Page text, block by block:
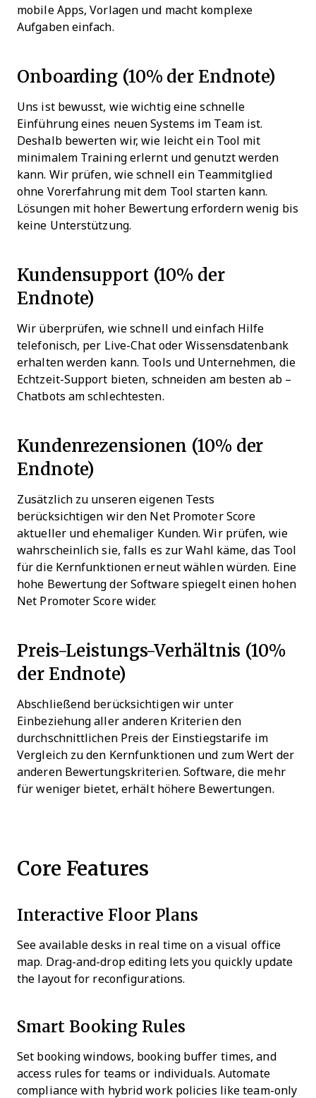
mobile Apps, Vorlagen und macht komplexe
Aufgaben einfach.
Onboarding (10% der Endnote)
Uns ist bewusst, wie wichtig eine schnelle
Einführung eines neuen Systems im Team ist.
Deshalb bewerten wir, wie leicht ein Tool mit
minimalem Training erlernt und genutzt werden
kann. Wir prüfen, wie schnell ein Teammitglied
ohne Vorerfahrung mit dem Tool starten kann.
Lösungen mit hoher Bewertung erfordern wenig bis
keine Unterstützung.
Kundensupport (10% der
Endnote)
Wir überprüfen, wie schnell und einfach Hilfe
telefonisch, per Live-Chat oder Wissensdatenbank
erhalten werden kann. Tools und Unternehmen, die
Echtzeit-Support bieten, schneiden am besten ab –
Chatbots am schlechtesten.
Kundenrezensionen (10% der
Endnote)
Zusätzlich zu unseren eigenen Tests
berücksichtigen wir den Net Promoter Score
aktueller und ehemaliger Kunden. Wir prüfen, wie
wahrscheinlich sie, falls es zur Wahl käme, das Tool
für die Kernfunktionen erneut wählen würden. Eine
hohe Bewertung der Software spiegelt einen hohen
Net Promoter Score wider.
Preis-Leistungs-Verhältnis (10%
der Endnote)
Abschließend berücksichtigen wir unter
Einbeziehung aller anderen Kriterien den
durchschnittlichen Preis der Einstiegstarife im
Vergleich zu den Kernfunktionen und zum Wert der
anderen Bewertungskriterien. Software, die mehr
für weniger bietet, erhält höhere Bewertungen.
Core Features
Interactive Floor Plans
See available desks in real time on a visual office
map. Drag-and-drop editing lets you quickly update
the layout for reconfigurations.
Smart Booking Rules
Set booking windows, booking buffer times, and
access rules for teams or individuals. Automate
compliance with hybrid work policies like team-only